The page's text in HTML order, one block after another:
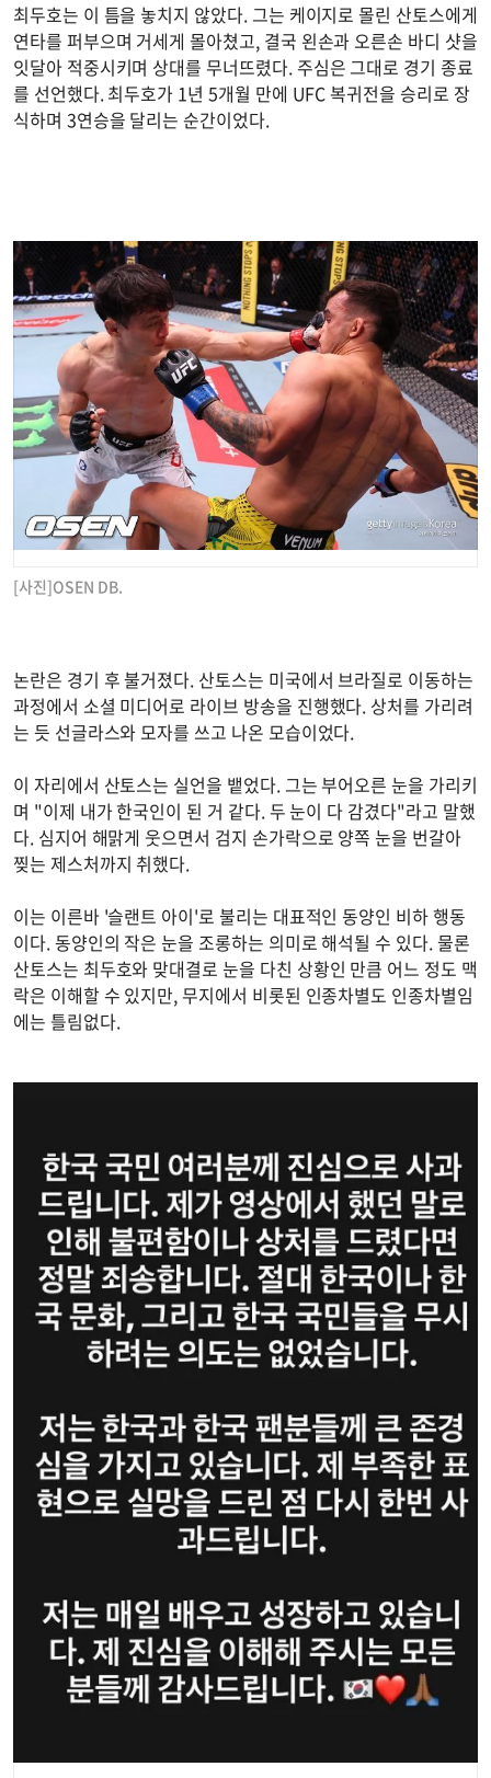
최두호는 이 틈을 놓치지 않았다. 그는 케이지로 몰린 산토스에게
연타를 퍼부으며 거세게 몰아쳤고, 결국 왼손과 오른손 바디 샷을
잇달아 적중시키며 상대를 무너뜨렸다. 주심은 그대로 경기 종료
를 선언했다. 최두호가 1년 5개월 만에 UFC 복귀전을 승리로 장
식하며 3연승을 달리는 순간이었다.
[사진]OSEN DB.
논란은 경기 후 불거졌다. 산토스는 미국에서 브라질로 이동하는
과정에서 소셜 미디어로 라이브 방송을 진행했다. 상처를 가리려
는 듯 선글라스와 모자를 쓰고 나온 모습이었다.
이 자리에서 산토스는 실언을 뱉었다. 그는 부어오른 눈을 가리키
며 "이제 내가 한국인이 된 거 같다. 두 눈이 다 감겼다"라고 말했
다. 심지어 해맑게 웃으면서 검지 손가락으로 양쪽 눈을 번갈아
찢는 제스처까지 취했다.
이는 이른바 '슬랜트 아이'로 불리는 대표적인 동양인 비하 행동
이다. 동양인의 작은 눈을 조롱하는 의미로 해석될 수 있다. 물론
산토스는 최두호와 맞대결로 눈을 다친 상황인 만큼 어느 정도 맥
락은 이해할 수 있지만, 무지에서 비롯된 인종차별도 인종차별임
에는 틀림없다.